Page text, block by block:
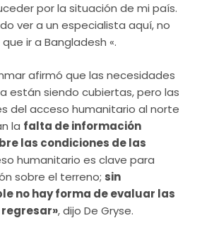
por la situación de mi país.
ver a un especialista aquí, no
ir a Bangladesh «.
afirmó que las necesidades
están siendo cubiertas, pero las
del acceso humanitario al norte
la falta de información
las condiciones de las
humanitario es clave para
sobre el terreno; sin
no hay forma de evaluar las
, dijo De Gryse.